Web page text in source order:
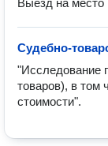
Выезд на место
Судебно-
"Исследование
товаров), в том
стоимости".